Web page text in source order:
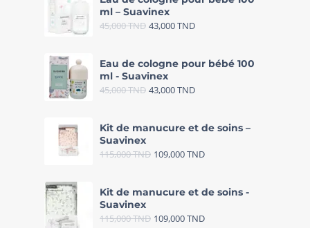
ml – Suavinex
45,000TND 43,000TND
Eau de cologne pour bébé 100
ml - Suavinex
45,000TND 43,000TND
Kit de manucure et de soins –
Suavinex
115,000TND 109,000TND
Kit de manucure et de soins -
Suavinex
115,000TND 109,000TND